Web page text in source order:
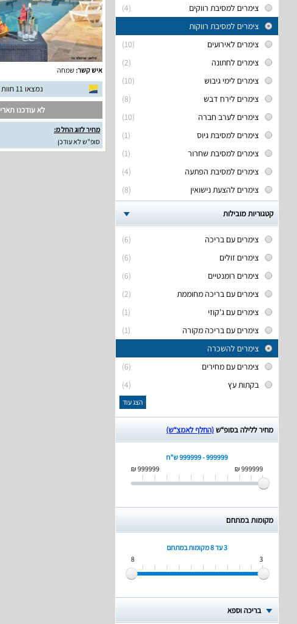
(4)
צימרים למסיבת רווקים
צימרים למסיבת רווקות
(10)
צימרים לאירועים
(2)
צימרים לחתונה
(10)
צימרים לימי גיבוש
(8)
צימרים לירח דבש
(10)
צימרים לערב חברה
(1)
צימרים למסיבת גיוס
(1)
צימרים למסיבת שחרור
(4)
צימרים למסיבת הפתעה
(8)
צימרים להצעת נישואין
קטגוריות מובילות
(6)
צימרים עם בריכה
(6)
צימרים זולים
(6)
צימרים רומנטיים
(2)
צימרים עם בריכה מחוממת
(1)
צימרים עם ג'קוזי
(1)
צימרים עם בריכה מקורה
צימרים להשכרה
(6)
צימרים עם מחירים
(4)
בקתות עץ
הצג עוד
מחיר ללילה בסופ“ש(החלף לאמצ“ש)
999999 - 999999 ש"ח
999999 ₪
999999 ₪
מקומות במתחם
3 עד 8
מקומות במתחם
3
8
בריכה וספא
איש קשר: שמחה
נמצאו 11 חוות דעת אמיתיות
לא עודכנו
מחיר לזוג החל מ:
סופ"ש לא עודכן